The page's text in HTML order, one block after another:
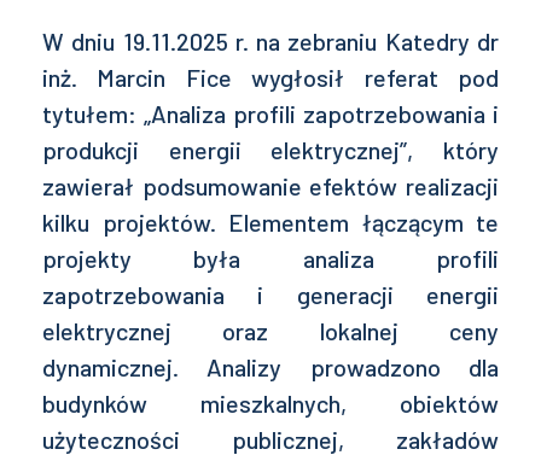
W dniu 19.11.2025 r. na zebraniu Katedry dr
inż. Marcin Fice wygłosił referat pod
tytułem: „Analiza profili zapotrzebowania i
produkcji energii elektrycznej”, który
zawierał podsumowanie efektów realizacji
kilku projektów. Elementem łączącym te
projekty była analiza profili
zapotrzebowania i generacji energii
elektrycznej oraz lokalnej ceny
dynamicznej. Analizy prowadzono dla
budynków mieszkalnych, obiektów
użyteczności publicznej, zakładów